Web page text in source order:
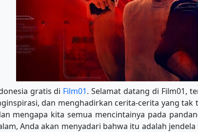
gratis di Film01. Selamat datang di Film01,
dan menghadirkan cerita-cerita yang
mengapa kita semua mencintainya pada
Anda akan menyadari bahwa itu adalah